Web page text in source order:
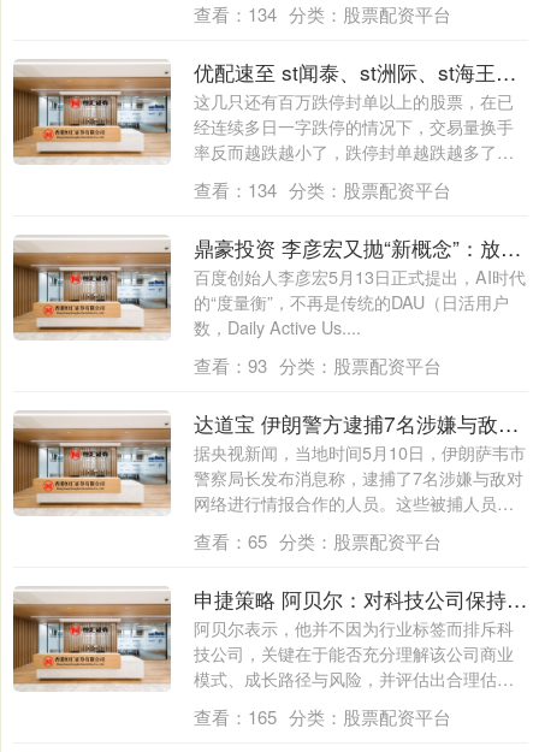
查看： 134 分类： 股票配资平台
优配速至 st闻泰、st洲际、st海王、st三房、st元道, 它们会直接跌退市吗?
这几只还有百万跌停封单以上的股票，在已
经连续多日一字跌停的情况下，交易量换手
率反而越跌越小了，跌停封单越跌越多了，
这种跌....
查看： 134 分类： 股票配资平台
鼎豪投资 李彦宏又抛“新概念”：放过Token，要用DAA做度量衡
百度创始人李彦宏5月13日正式提出，AI时代
的“度量衡”，不再是传统的DAU（日活用户
数，Daily Active Us....
查看： 93 分类： 股票配资平台
达道宝 伊朗警方逮捕7名涉嫌与敌对网络进行情报合作人员
据央视新闻，当地时间5月10日，伊朗萨韦市
警察局长发布消息称，逮捕了7名涉嫌与敌对
网络进行情报合作的人员。这些被捕人员
涉....
查看： 65 分类： 股票配资平台
申捷策略 阿贝尔：对科技公司保持开放但谨慎态度
阿贝尔表示，他并不因为行业标签而排斥科
技公司，关键在于能否充分理解该公司商业
模式、成长路径与风险，并评估出合理估值
与安全....
查看： 165 分类： 股票配资平台